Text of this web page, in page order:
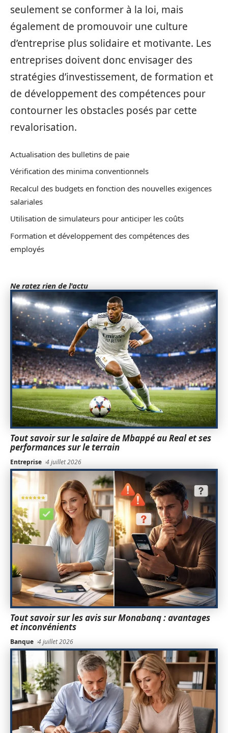
seulement se conformer à la loi, mais
également de promouvoir une culture
d’entreprise plus solidaire et motivante. Les
entreprises doivent donc envisager des
stratégies d’investissement, de formation et
de développement des compétences pour
contourner les obstacles posés par cette
revalorisation.
Actualisation des bulletins de paie
Vérification des minima conventionnels
Recalcul des budgets en fonction des nouvelles exigences
salariales
Utilisation de simulateurs pour anticiper les coûts
Formation et développement des compétences des
employés
Ne ratez rien de l'actu
Tout savoir sur le salaire de Mbappé au Real et ses
performances sur le terrain
Entreprise 4 juillet 2026
Tout savoir sur les avis sur Monabanq : avantages
et inconvénients
Banque 4 juillet 2026